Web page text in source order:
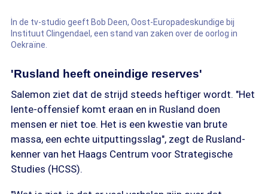
In de tv-studio geeft Bob Deen, Oost-Europadeskundige bij
Instituut Clingendael, een stand van zaken over de oorlog in
Oekraïne.
'Rusland heeft oneindige reserves'
Salemon ziet dat de strijd steeds heftiger wordt. "Het
lente-offensief komt eraan en in Rusland doen
mensen er niet toe. Het is een kwestie van brute
massa, een echte uitputtingsslag", zegt de Rusland-
kenner van het Haags Centrum voor Strategische
Studies (HCSS).